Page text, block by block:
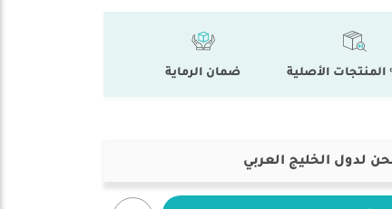
ضمان الرماية
لدول الخليج العربي